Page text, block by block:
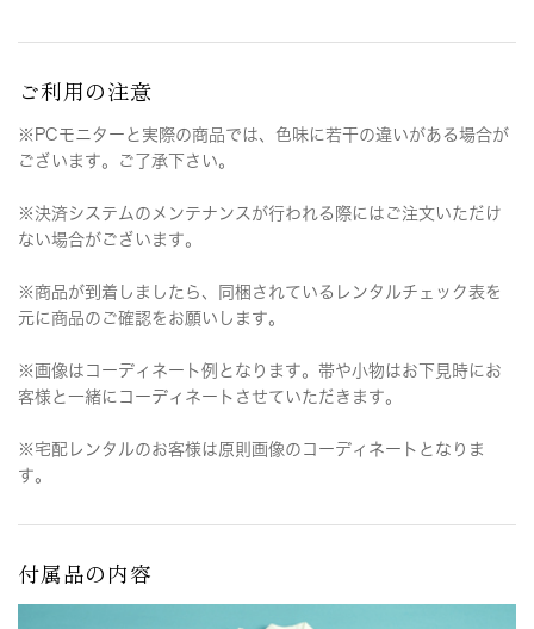
ご利用の注意
※PCモニターと実際の商品では、色味に若干の違いがある場合が
ございます。ご了承下さい。
※決済システムのメンテナンスが行われる際にはご注文いただけ
ない場合がございます。
※商品が到着しましたら、同梱されているレンタルチェック表を
元に商品のご確認をお願いします。
※画像はコーディネート例となります。帯や小物はお下見時にお
客様と一緒にコーディネートさせていただきます。
※宅配レンタルのお客様は原則画像のコーディネートとなりま
す。
付属品の内容